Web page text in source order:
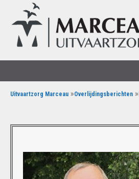
Uitvaartzorg Marceau »Overlijdingsberichten »